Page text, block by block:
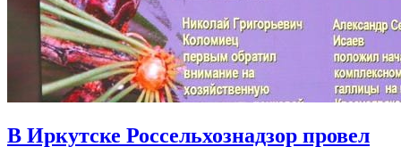
В Иркутске Россельхознадзор провел